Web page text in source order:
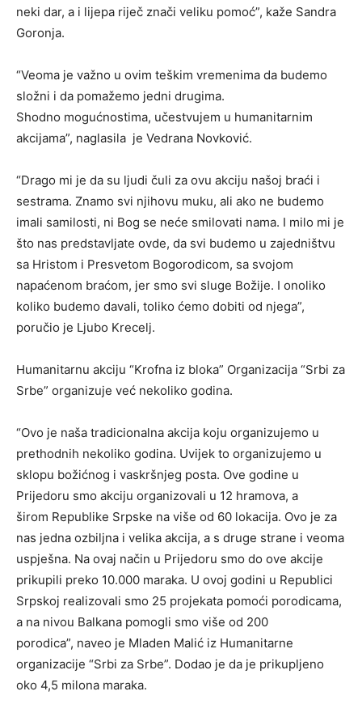
neki dar, a i lijepa riječ znači veliku pomoć”, kaže Sandra
Goronja.
“Veoma je važno u ovim teškim vremenima da budemo
složni i da pomažemo jedni drugima.
Shodno mogućnostima, učestvujem u humanitarnim
akcijama”, naglasila je Vedrana Novković.
“Drago mi je da su ljudi čuli za ovu akciju našoj braći i
sestrama. Znamo svi njihovu muku, ali ako ne budemo
imali samilosti, ni Bog se neće smilovati nama. I milo mi je
što nas predstavljate ovde, da svi budemo u zajedništvu
sa Hristom i Presvetom Bogorodicom, sa svojom
napaćenom braćom, jer smo svi sluge Božije. I onoliko
koliko budemo davali, toliko ćemo dobiti od njega”,
poručio je Ljubo Krecelj.
Humanitarnu akciju “Krofna iz bloka” Organizacija “Srbi za
Srbe” organizuje već nekoliko godina.
“Ovo je naša tradicionalna akcija koju organizujemo u
prethodnih nekoliko godina. Uvijek to organizujemo u
sklopu božićnog i vaskršnjeg posta. Ove godine u
Prijedoru smo akciju organizovali u 12 hramova, a
širom Republike Srpske na više od 60 lokacija. Ovo je za
nas jedna ozbiljna i velika akcija, a s druge strane i veoma
uspješna. Na ovaj način u Prijedoru smo do ove akcije
prikupili preko 10.000 maraka. U ovoj godini u Republici
Srpskoj realizovali smo 25 projekata pomoći porodicama,
a na nivou Balkana pomogli smo više od 200
porodica”, naveo je Mladen Malić iz Humanitarne
organizacije “Srbi za Srbe”. Dodao je da je prikupljeno
oko 4,5 milona maraka.